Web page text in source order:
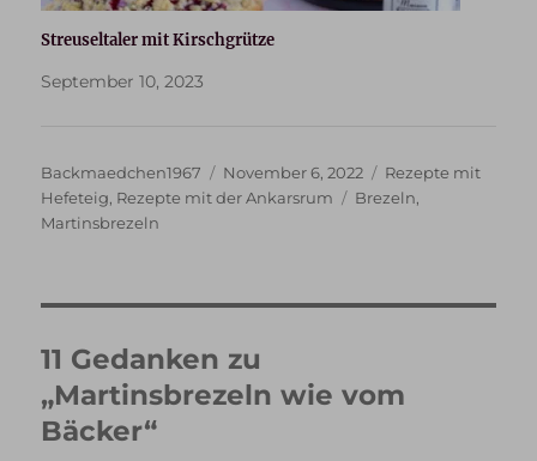
Streuseltaler mit Kirschgrütze
September 10, 2023
Autor
Backmaedchen1967
Veröffentlicht
am
November 6, 2022 Kategorien
Rezepte mit
Hefeteig, Rezepte mit der Ankarsrum Schlagwörter
Brezeln,
Martinsbrezeln
11 Gedanken zu
„Martinsbrezeln wie vom
Bäcker“